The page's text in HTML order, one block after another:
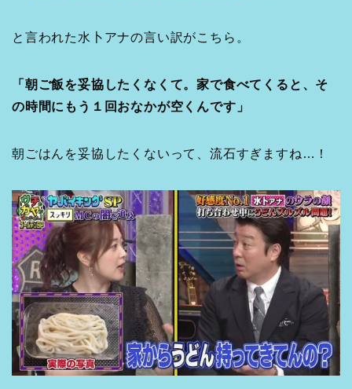
と言われた水卜アナの言い訳がこちら。
「朝ご飯を妥協したくなくて。家で食べてくると、そ
の時間にもう１回おなかが空くんです」
朝ごはんを妥協したくないって、流石すぎますね…！